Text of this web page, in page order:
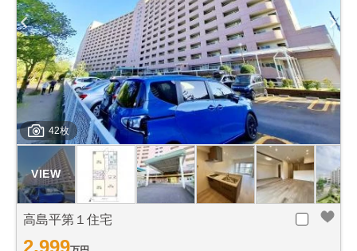
42枚
高島平第１住宅
2,999